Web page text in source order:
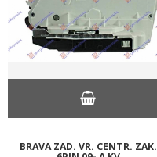
BRAVA ZAD. VR. CENTR. ZAK.